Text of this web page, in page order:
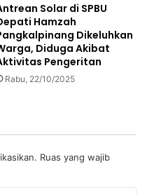
Solar di SPBU
Hamzah
Dikeluhkan
Diduga Akibat
Pengeritan
Rabu, 22/10/2025
Ruas yang wajib